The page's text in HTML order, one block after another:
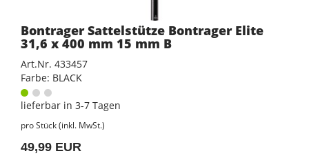
Bontrager Sattelstütze Bontrager Elite
31,6 x 400 mm 15 mm B
Art.Nr. 433457
Farbe: BLACK
lieferbar in 3-7 Tagen
pro Stück (inkl. MwSt.)
49,99 EUR